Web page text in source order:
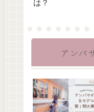
は？
アンバ